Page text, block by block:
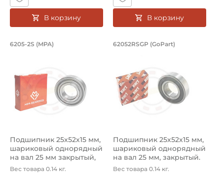
В корзину В корзину
Подшипник 25х52х15 мм, шариковый
6205-2S (MPA)
Подшипник 25х52х15 мм,
шариковый однорядный
на вал 25 мм закрытый,
улуч...
Вес товара 0.14 кг.
Подшипник
62052RSGP (GoPart)
Подшипник 25х52х15 мм,
шариковый однорядный
на вал 25 мм, закрытый.
Арт...
Вес товара 0.14 кг.